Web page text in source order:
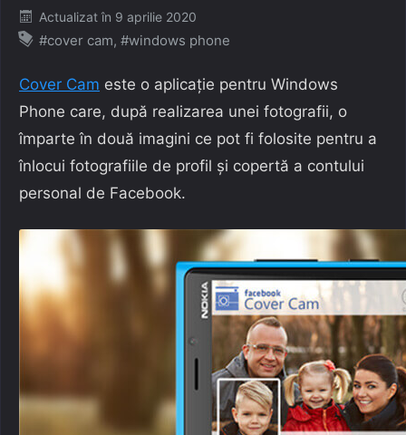
Posted
on
Actualizat în 9 aprilie 2020
#cover cam, #windows phone
Cover Cam este o aplicație pentru Windows
Phone care, după realizarea unei fotografii, o
împarte în două imagini ce pot fi folosite pentru a
înlocui fotografiile de profil și copertă a contului
personal de Facebook.